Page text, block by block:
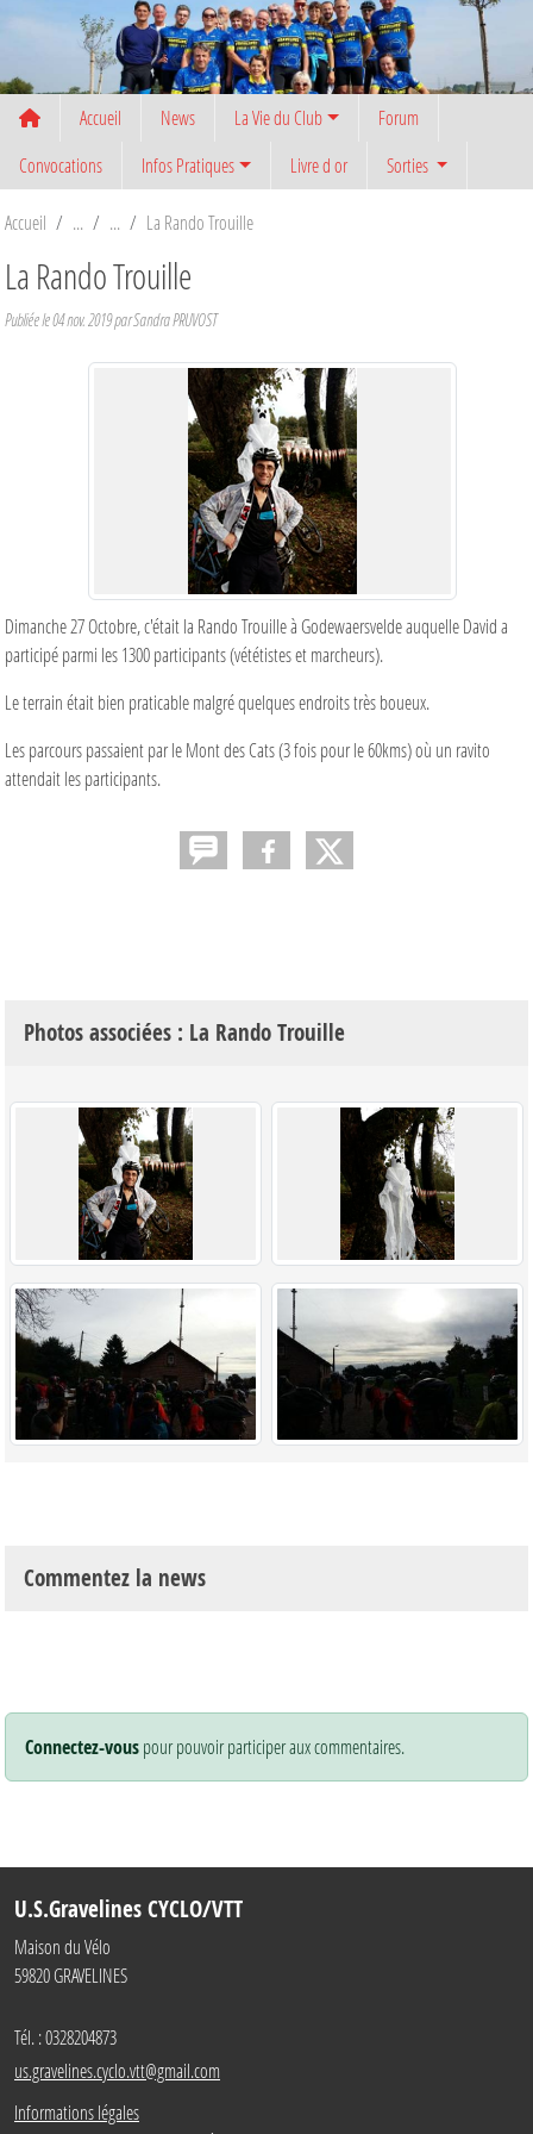
Accueil News La Vie du Club
Forum
Convocations
Infos Pratiques Livre d or Sorties
Accueil La Rando Trouille
La Rando Trouille
Publiée le04 nov. 2019parSandra PRUVOST
Dimanche 27 Octobre, c'était la Rando Trouille à Godewaersvelde auquelle David a
participé parmi les 1300 participants (vététistes et marcheurs).
Le terrain était bien praticable malgré quelques endroits très boueux.
Les parcours passaient par le Mont des Cats (3 fois pour le 60kms) où un ravito
attendait les participants.
Photos associées : La Rando Trouille
Commentez la news
Connectez-vouspour pouvoir participer aux commentaires.
U.S.Gravelines CYCLO/VTT
Maison du Vélo
59820GRAVELINES
Tél. :0328204873
us.gravelines.cyclo.vtt@gmail.com
Informations légales
Panneau de gestion des cookies